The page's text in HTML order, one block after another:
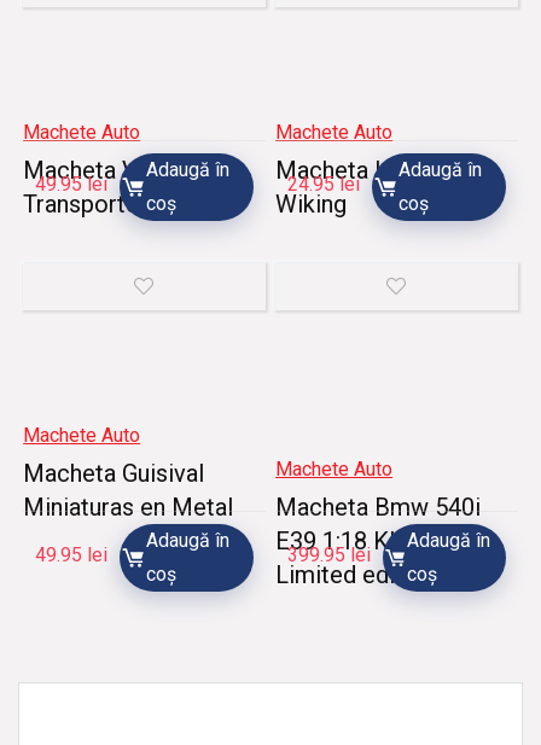
Machete Auto
Macheta VW
Transporter Aww
49.95lei
Adaugă în
coș
Machete Auto
Macheta Land Rover
Wiking
24.95lei
Adaugă în
coș
Machete Auto
Macheta Guisival
Miniaturas en Metal
49.95 lei
Adaugă în
coș
Machete Auto
Macheta Bmw 540i
E39 1:18 KK Scale
Limited edition
399.95lei
Adaugă în
coș